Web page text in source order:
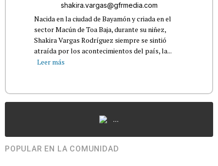
shakira.vargas@gfrmedia.com
Nacida en la ciudad de Bayamón y criada en el
sector Macún de Toa Baja, durante su niñez,
Shakira Vargas Rodríguez siempre se sintió
atraída por los acontecimientos del país, la...
Leer más
...
POPULAR EN LA COMUNIDAD